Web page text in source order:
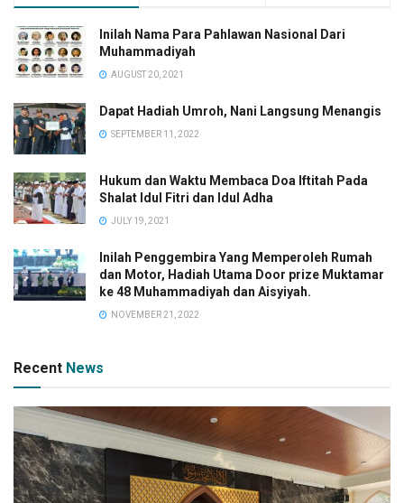
Inilah Nama Para Pahlawan Nasional Dari
Muhammadiyah
AUGUST 20, 2021
Dapat Hadiah Umroh, Nani Langsung Menangis
SEPTEMBER 11, 2022
Hukum dan Waktu Membaca Doa Iftitah Pada
Shalat Idul Fitri dan Idul Adha
JULY 19, 2021
Inilah Penggembira Yang Memperoleh Rumah
dan Motor, Hadiah Utama Door prize Muktamar
ke 48 Muhammadiyah dan Aisyiyah.
NOVEMBER 21, 2022
Recent News